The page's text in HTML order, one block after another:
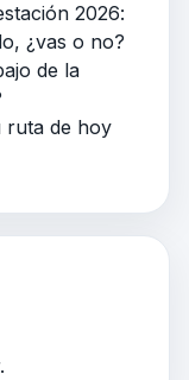
2026:
¿vas o no?
de la
ruta de hoy